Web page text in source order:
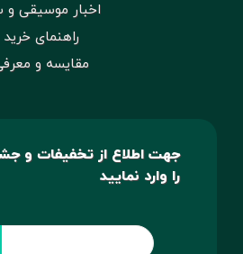
اخبار موسیقی و
راهنمای خرید
مقایسه و
جهت اطلاع از تخفیفات و
را وارد نمایید